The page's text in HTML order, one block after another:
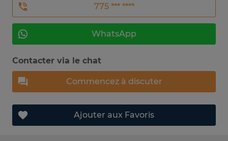
775 *** ****
WhatsApp
Contacter via le chat
Commencez à discuter
Ajouter aux Favoris